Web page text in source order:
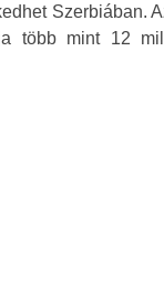
Szerbiában.
több mint 12